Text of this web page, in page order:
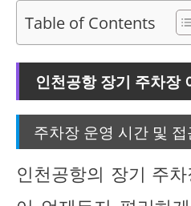
Table of Contents
인천공항 장기 주차장
주차장 운영 시간 및 접
인천공항의 장기 주